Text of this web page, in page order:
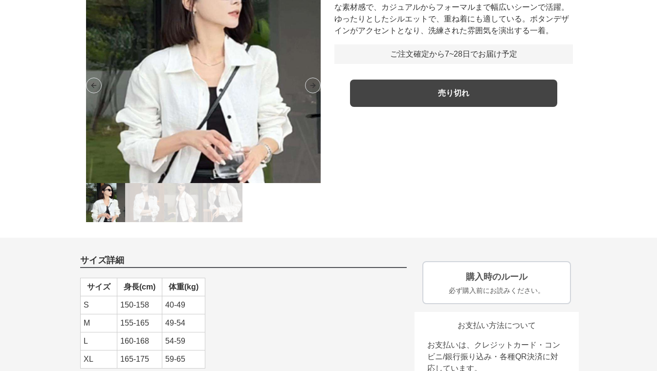
Previous slide Next slide
な素材感で、カジュアルからフォーマルまで幅広いシーンで活躍。
ゆったりとしたシルエットで、重ね着にも適している。ボタンデザ
インがアクセントとなり、洗練された雰囲気を演出する一着。
ご注文確定から7~28日でお届け予定
売り切れ
サイズ詳細
サイズ 身長(cm) 体重(kg)
S 150-158 40-49
M 155-165 49-54
L 160-168 54-59
XL 165-175 59-65
購入時のルール
必ず購入前にお読みください。
お支払い方法について
お支払いは、クレジットカード・コン
ビニ/銀行振り込み・各種QR決済に対
応しています。